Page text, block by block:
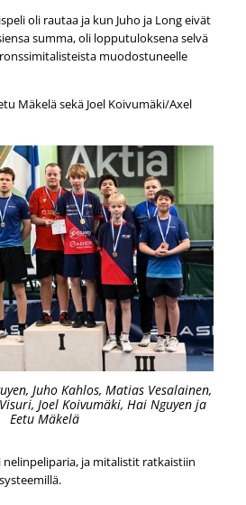
oli rautaa ja kun Juho ja Long eivät
summa, oli lopputuloksena selvä
muodostuneelle
Mäkelä sekä Joel Koivumäki/Axel
Juho Kahlos, Matias Vesalainen,
Joel Koivumäki, Hai Nguyen ja
Eetu Mäkelä
nelinpeliparia, ja mitalistit ratkaistiin